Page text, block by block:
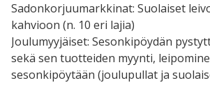
Sadonkorjuumarkkinat: Suolaiset
kahvioon (n. 10 eri lajia)
Joulumyyjäiset: Sesonkipöydän
sekä sen tuotteiden myynti,
sesonkipöytään (joulupullat ja